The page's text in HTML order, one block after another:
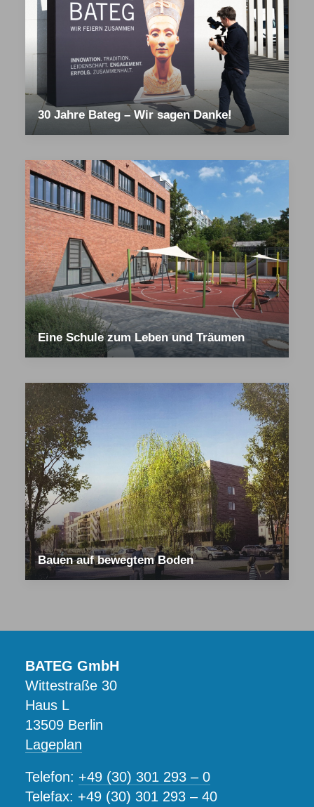
30 Jahre Bateg – Wir sagen Danke!
Eine Schule zum Leben und Träumen
Bauen auf bewegtem Boden
BATEG GmbH
Wittestraße 30
Haus L
13509 Berlin
Lageplan
Telefon: +49 (30) 301 293 – 0
Telefax: +49 (30) 301 293 – 40